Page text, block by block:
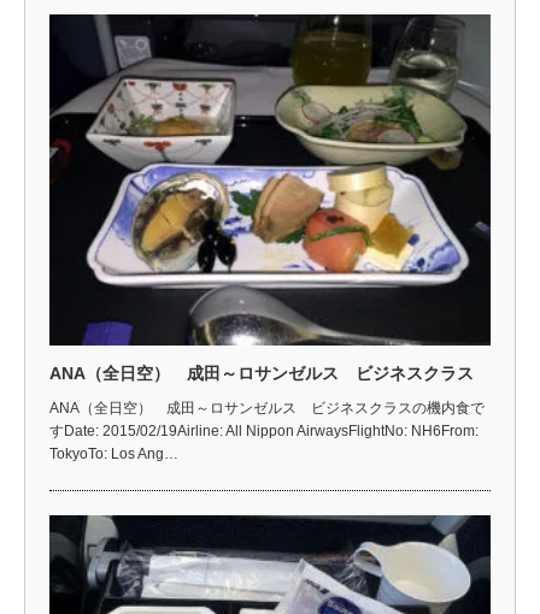
ANA（全日空） 成田～ロサンゼルス ビジネスクラス
ANA（全日空） 成田～ロサンゼルス ビジネスクラスの機内食で
すDate: 2015/02/19Airline: All Nippon AirwaysFlightNo: NH6From:
TokyoTo: Los Ang…